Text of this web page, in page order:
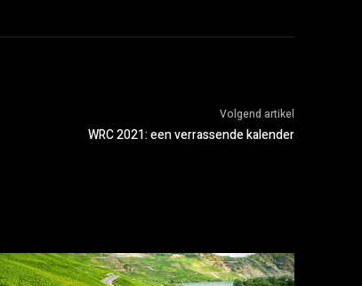
Volgend artikel
WRC 2021: een verrassende kalender